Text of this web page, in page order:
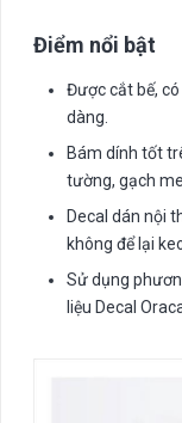
Điểm nổi bật
Được cắt bế,
dàng.
Bám dính tốt
tường, gạch
Decal dán nội
không để lại
Sử dụng
liệu Decal